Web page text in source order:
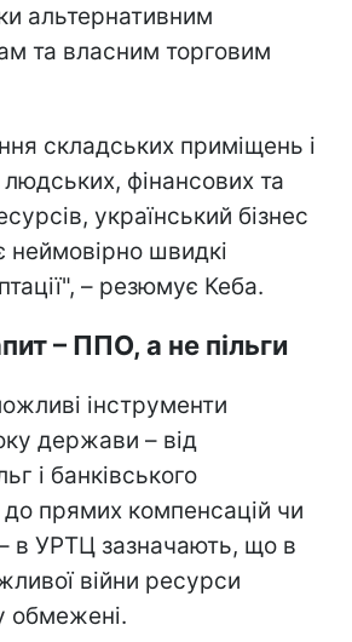
альтернативним
та власним торговим
складських приміщень і
фінансових та
український бізнес
неймовірно швидкі
– резюмує Кеба.
– ППО, а не пільги
інструменти
держави – від
і банківського
прямих компенсацій чи
в УРТЦ зазначають, що в
війни ресурси